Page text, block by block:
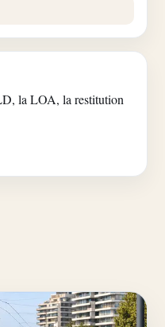
la LOA, la restitution